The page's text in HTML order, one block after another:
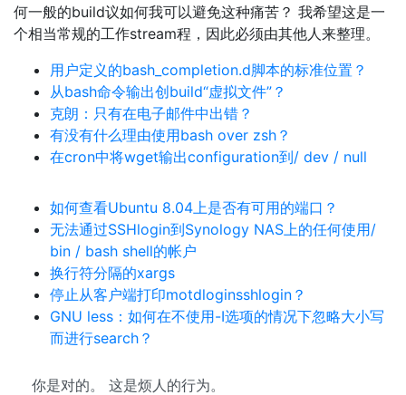
何一般的build议如何我可以避免这种痛苦？ 我希望这是一
个相当常规的工作stream程，因此必须由其他人来整理。
用户定义的bash_completion.d脚本的标准位置？
从bash命令输出创build“虚拟文件”？
克朗：只有在电子邮件中出错？
有没有什么理由使用bash over zsh？
在cron中将wget输出configuration到/ dev / null
如何查看Ubuntu 8.04上是否有可用的端口？
无法通过SSHlogin到Synology NAS上的任何使用/
bin / bash shell的帐户
换行符分隔的xargs
停止从客户端打印motdloginsshlogin？
GNU less：如何在不使用-I选项的情况下忽略大小写
而进行search？
你是对的。 这是烦人的行为。